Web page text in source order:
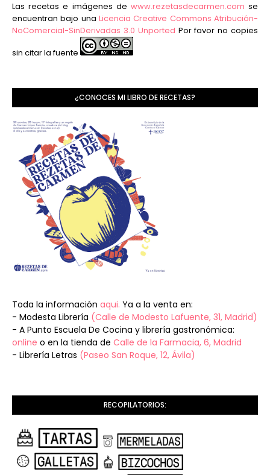
Las recetas e imágenes de www.rezetasdecarmen.com se
encuentran bajo una Licencia Creative Commons Atribución-
NoComercial-SinDerivadas 3.0 Unported Por favor no copies
sin citar la fuente
¿CONOCES MI LIBRO DE RECETAS?
Toda la información aqui. Ya a la venta en:
- Modesta Librería (Calle de Modesto Lafuente, 31, Madrid)
- A Punto Escuela De Cocina y librería gastronómica:
online o en la tienda de Calle de la Farmacia, 6, Madrid
- Librería Letras (Paseo San Roque, 12, Ávila)
RECOPILATORIOS: